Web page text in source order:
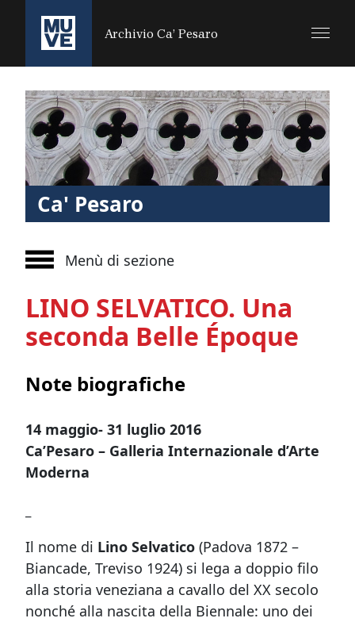
SALTA AL CONTENUTO PRINCIPALE
Archivio Ca’ Pesaro
Ca' Pesaro
Menù di sezione
LINO SELVATICO. Una
seconda Belle Époque
Note biografiche
14 maggio- 31 luglio 2016
Ca’Pesaro – Galleria Internazionale d’Arte
Moderna
Il nome di Lino Selvatico (Padova 1872 –
Biancade, Treviso 1924) si lega a doppio filo
alla storia veneziana a cavallo del XX secolo
nonché alla nascita della Biennale: uno dei